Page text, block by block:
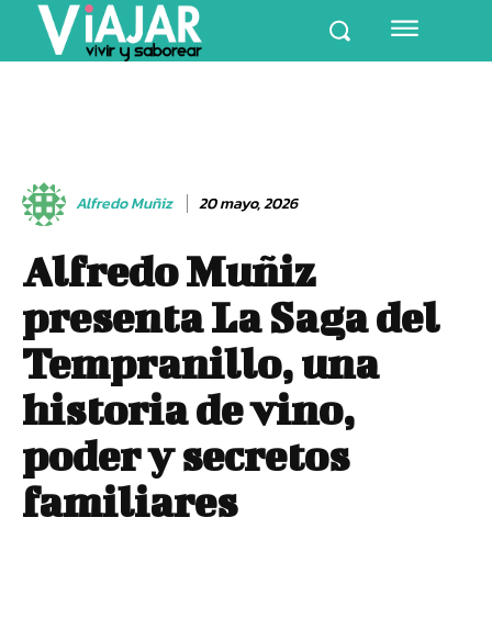
Alfredo Muñiz 20 mayo, 2026
Alfredo Muñiz
presenta La Saga del
Tempranillo, una
historia de vino,
poder y secretos
familiares